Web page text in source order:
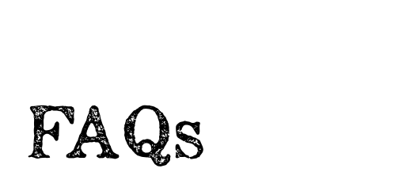
FAQs